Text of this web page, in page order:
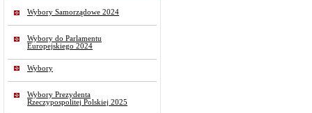
Wybory Samorządowe 2024
Wybory do Parlamentu
Europejskiego 2024
Wybory
Wybory Prezydenta
Rzeczypospolitej Polskiej 2025